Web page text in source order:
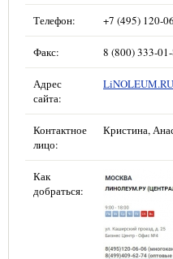
Телефон: +7 (495) 120-
Факс: 8 (800) 333-
Адрес
сайта:
Контактное
лицо:
Кристина,
Как
добраться: